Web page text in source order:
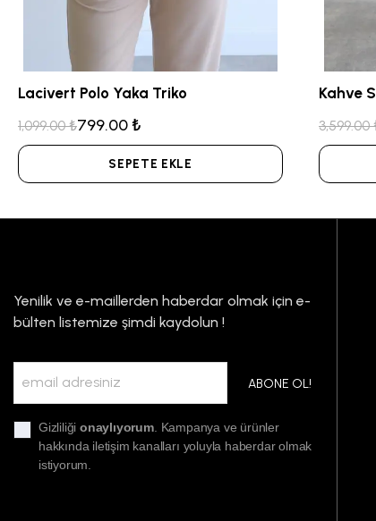
Lacivert Polo Yaka Triko
1,099.00 ₺799.00 ₺
SEPETE EKLE
Kahve
3,599.00
Yenilik ve e-maillerden haberdar olmak için e-
bülten listemize şimdi kaydolun !
ABONE OL!
Gizliliğionaylıyorum. Kampanya ve ürünler
hakkında iletişim kanalları yoluyla haberdar olmak
istiyorum.